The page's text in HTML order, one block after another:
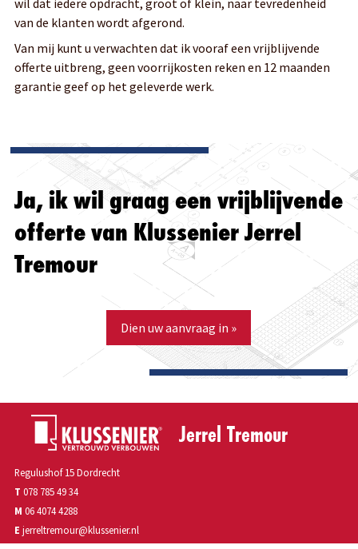
van de klanten wordt afgerond.
Van mij kunt u verwachten dat ik vooraf een vrijblijvende
offerte uitbreng, geen voorrijkosten reken en 12 maanden
garantie geef op het geleverde werk.
Ja, ik wil graag een vrijblijvende
offerte van Klussenier Jerrel
Tremour
Dien uw aanvraag in »
Jerrel Tremour
Regulushof 15 Dordrecht
T 078 785 49 34
M 06 4074 4288
E jerreltremour@klussenier.nl